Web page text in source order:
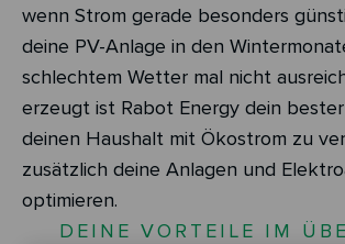
wenn Strom gerade besonders
deine PV-Anlage in den
schlechtem Wetter mal nicht
erzeugt ist Rabot Energy dein
deinen Haushalt mit Ökostrom zu
zusätzlich deine Anlagen und
optimieren.
DEINE VORTEILE IM